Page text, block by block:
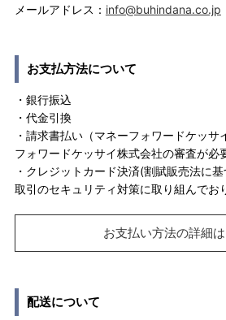
メールアドレス： info@buhindana.co.jp
お支払方法について
・銀行振込
・代金引換
・請求書払い（マネーフォワードケッサ
フォワードケッサイ株式会社の審査が必
・クレジットカード決済(割賦販売法に
取引のセキュリティ対策に取り組んでお
お支払い方法の詳細
配送について